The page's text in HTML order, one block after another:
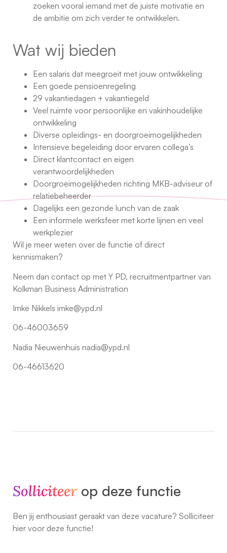
zoeken vooral iemand met de juiste motivatie en
de ambitie om zich verder te ontwikkelen.
Wat wij bieden
Een salaris dat meegroeit met jouw ontwikkeling
Een goede pensioenregeling
29 vakantiedagen + vakantiegeld
Veel ruimte voor persoonlijke en vakinhoudelijke
ontwikkeling
Diverse opleidings- en doorgroeimogelijkheden
Intensieve begeleiding door ervaren collega’s
Direct klantcontact en eigen
verantwoordelijkheden
Doorgroeimogelijkheden richting MKB-adviseur of
relatiebeheerder
Dagelijks een gezonde lunch van de zaak
Een informele werksfeer met korte lijnen en veel
werkplezier
Wil je meer weten over de functie of direct
kennismaken?
Neem dan contact op met Y PD, recruitmentpartner van
Kolkman Business Administration
Imke Nikkels imke@ypd.nl
06-46003659
Nadia Nieuwenhuis nadia@ypd.nl
06-46613620
Solliciteer op deze functie
Ben jij enthousiast geraakt van deze vacature? Solliciteer
hier voor deze functie!